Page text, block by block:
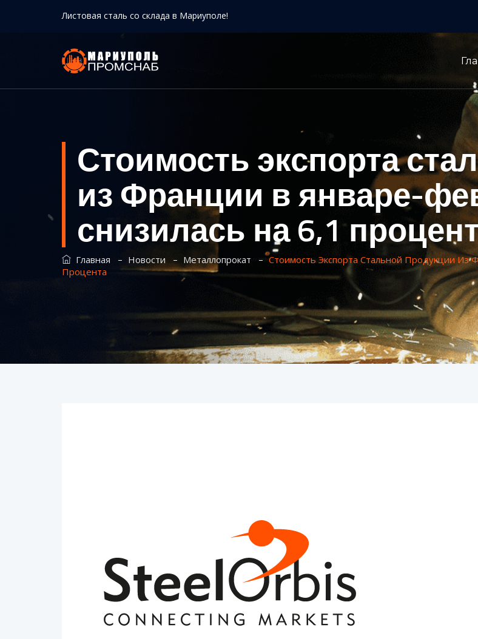
Листовая сталь со склада в Мариуполе!
Стоимость экспорта
из Франции в январе-
снизилась на 6,1
Главная – Новости – Металлопрокат –Стоимость Экспорта Стальной Продукции
Процента